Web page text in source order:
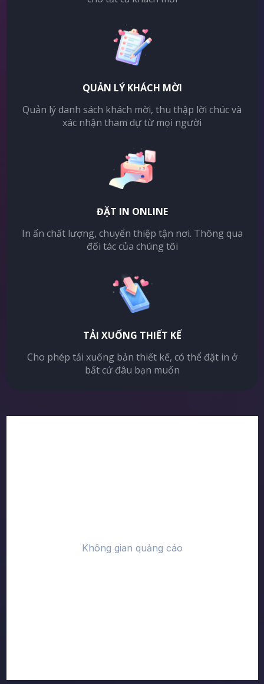
QUẢN LÝ KHÁCH MỜI
Quản lý danh sách khách mời, thu thập lời chúc và
xác nhận tham dự từ mọi người
ĐẶT IN ONLINE
In ấn chất lượng, chuyển thiệp tận nơi. Thông qua
đối tác của chúng tôi
TẢI XUỐNG THIẾT KẾ
Cho phép tải xuống bản thiết kế, có thể đặt in ở
bất cứ đâu bạn muốn